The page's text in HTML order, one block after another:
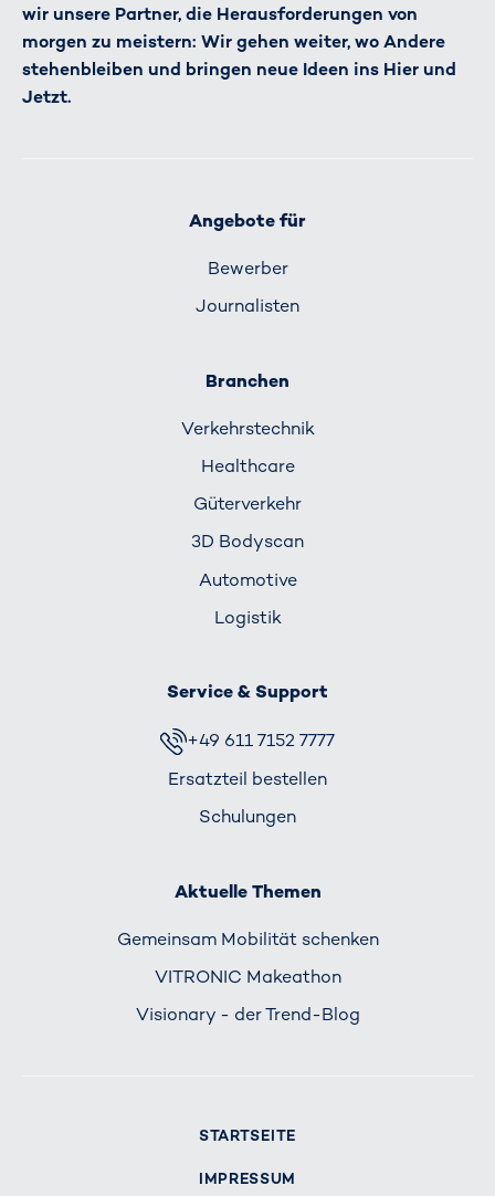
wir unsere Partner, die Herausforderungen von
morgen zu meistern: Wir gehen weiter, wo Andere
stehenbleiben und bringen neue Ideen ins Hier und
Jetzt.
Angebote für
Bewerber
Journalisten
Branchen
Verkehrs­technik
Healthcare
Güterverkehr
3D Bodyscan
Automotive
Logistik
Service & Support
+49 611 7152 7777
Ersatzteil bestellen
Schulungen
Aktuelle Themen
Gemeinsam Mobilität schenken
VITRONIC Makeathon
Visionary - der Trend-Blog
STARTSEITE
IMPRESSUM